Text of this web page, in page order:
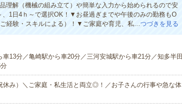
解（機械の組み立て）や簡単な入力から始められるので安
1日4ｈ～で選択OK！▼お昼過ぎまでや午後のみの勤務もO
経験・スキルによる）！▼ご家庭や育児、私…つづきを見る
13分／亀崎駅から車20分／三河安城駅から車21分／知多半田
休み）＼ご家庭・私生活と両立◎！／お子さんの行事や急な体